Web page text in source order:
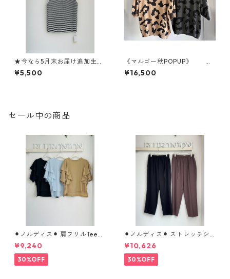
★今なら5月末お届け追加生産
ご予約★大人気★ボーダー2W
AYスクエアニットタンク 612-
¥5,500
《マルゴー秋POPUP》 レ
オパードプリントハーフスリ
ーブ margaux MG KN 26092
¥16,500
セール中の商品
⚫︎ノルディス⚫︎ 肩フリルTeeブ
ラウス （set up対応） 610- 8
5064 cloche
¥9,240
30%OFF
⚫︎ノルディス⚫︎ ストレッチシ
フォンテーパードパンツ 8026
8310 dignitecollier
¥10,626
30%OFF